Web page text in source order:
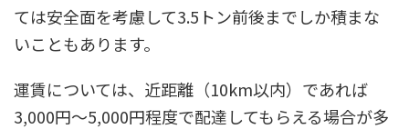
ては安全面を考慮して3.5トン前後までしか積まな
いこともあります。
運賃については、近距離（10km以内）であれば
3,000円〜5,000円程度で配達してもらえる場合が多